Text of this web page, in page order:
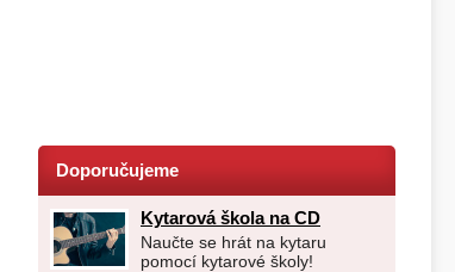
Doporučujeme
Kytarová škola na CD
Naučte se hrát na kytaru
pomocí kytarové školy!